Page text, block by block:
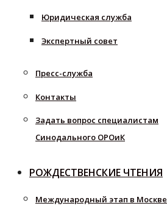
Юридическая служба
Экспертный совет
Пресс-служба
Контакты
Задать вопрос специалистам
Синодального ОРОиК
РОЖДЕСТВЕНСКИЕ ЧТЕНИЯ
Международный этап в Москве